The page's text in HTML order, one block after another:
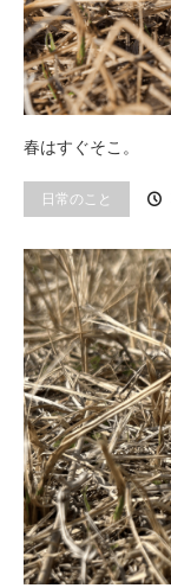
春はすぐそこ。
日常のこと